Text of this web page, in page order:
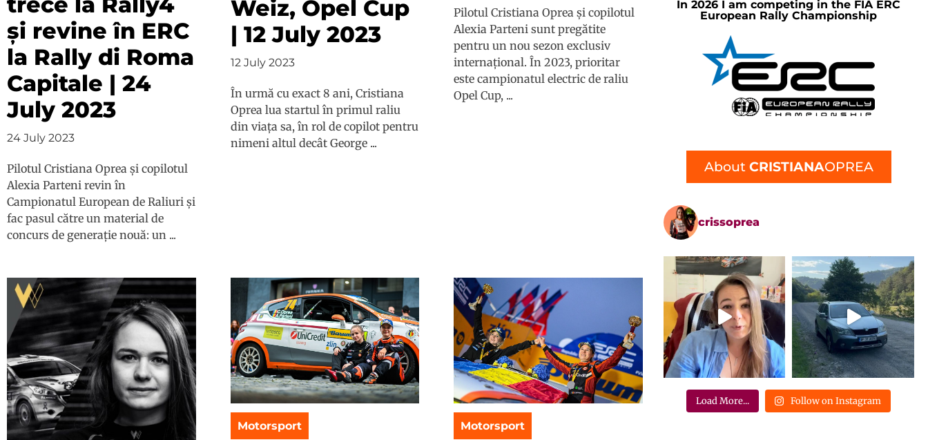
și revine în ERC
la Rally di Roma
Capitale | 24
July 2023
24 July 2023
Pilotul Cristiana Oprea și copilotul
Alexia Parteni revin în
Campionatul European de Raliuri și
fac pasul către un material de
concurs de generație nouă: un ...
Weiz, Opel Cup
| 12 July 2023
12 July 2023
În urmă cu exact 8 ani, Cristiana
Oprea lua startul în primul raliu
din viața sa, în rol de copilot pentru
nimeni altul decât George ...
Pilotul Cristiana Oprea și copilotul
Alexia Parteni sunt pregătite
pentru un nou sezon exclusiv
internațional. În 2023, prioritar
este campionatul electric de raliu
Opel Cup, ...
Motorsport Motorsport
In 2026 I am competing in the FIA ERC
European Rally Championship
About CRISTIANAOPREA
crissoprea
Load More... Follow on Instagram